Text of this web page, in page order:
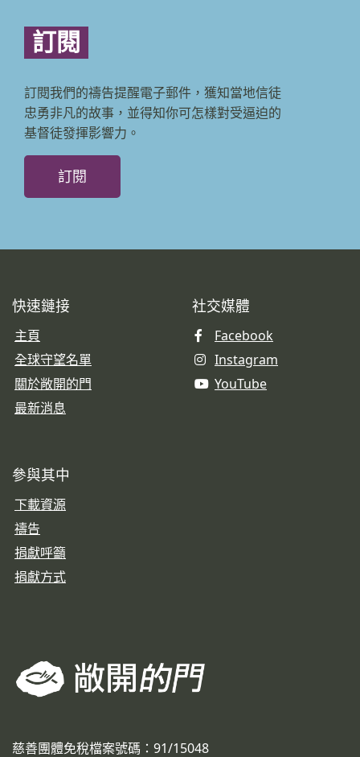
訂閱
訂閱我們的禱告提醒電子郵件，獲知當地信徒
忠勇非凡的故事，並得知你可怎樣對受逼迫的
基督徒發揮影響力。
訂閱
快速鏈接
主頁
全球守望名單
關於敞開的門
最新消息
社交媒體
Facebook
Instagram
YouTube
參與其中
下載資源
禱告
捐獻呼籲
捐獻方式
慈善團體免稅檔案號碼：91/15048